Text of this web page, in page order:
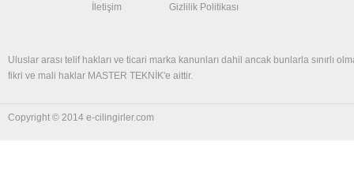
İletişim Gizlilik Politikası
Uluslar arası telif hakları ve ticari marka kanunları dahil ancak bunlarla sınırlı
fikri ve mali haklar MASTER TEKNİK'e aittir.
Copyright © 2014 e-cilingirler.com